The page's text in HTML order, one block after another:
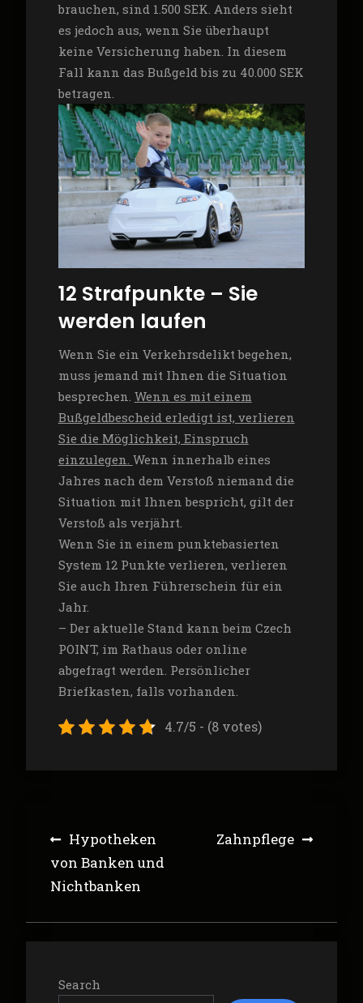
brauchen, sind 1.500 SEK. Anders sieht
es jedoch aus, wenn Sie überhaupt
keine Versicherung haben. In diesem
Fall kann das Bußgeld bis zu 40.000 SEK
betragen.
12 Strafpunkte – Sie
werden laufen
Wenn Sie ein Verkehrsdelikt begehen,
muss jemand mit Ihnen die Situation
besprechen. Wenn es mit einem
Bußgeldbescheid erledigt ist, verlieren
Sie die Möglichkeit, Einspruch
einzulegen. Wenn innerhalb eines
Jahres nach dem Verstoß niemand die
Situation mit Ihnen bespricht, gilt der
Verstoß als verjährt.
Wenn Sie in einem punktebasierten
System 12 Punkte verlieren, verlieren
Sie auch Ihren Führerschein für ein
Jahr.
– Der aktuelle Stand kann beim Czech
POINT, im Rathaus oder online
abgefragt werden. Persönlicher
Briefkasten, falls vorhanden.
4.7/5 - (8 votes)
Post
navigation
Hypotheken
von Banken und
Nichtbanken
Zahnpflege
Search